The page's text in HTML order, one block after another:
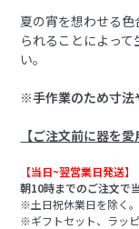
夏の宵を想わせる
られることによっ
い。
※手作業のため寸法
【ご注文前に器を
【当日~翌営業日発送】
朝10時までのご注文で
※土日祝休業日を除く。
※ギフトセット、ラッ